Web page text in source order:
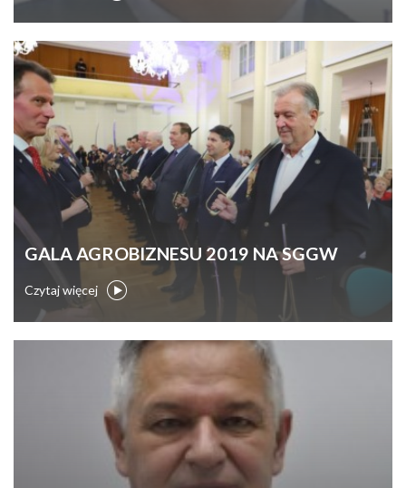
GALA AGROBIZNESU 2019 NA SGGW
Czytaj więcej